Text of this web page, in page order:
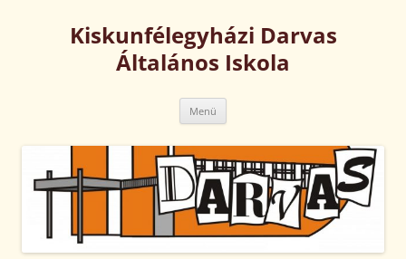
tartalombaKiskunfélegyházi Darvas
Általános Iskola
Menü